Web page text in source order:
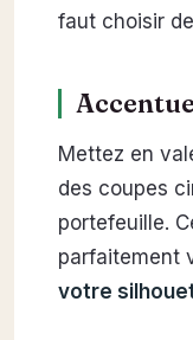
faut choisir
Mettez en
des coupes
portefeuille.
parfaitement
votre